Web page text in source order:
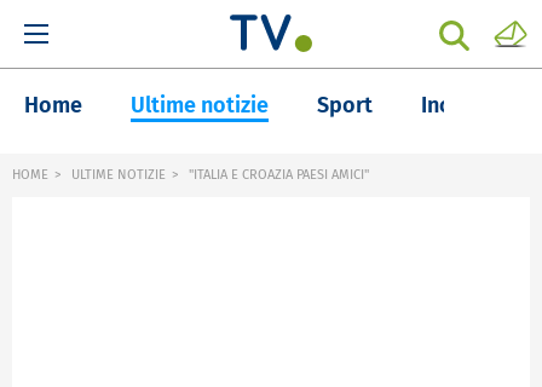
Home Ultime notizie Sport Inchieste
HOME ULTIME NOTIZIE "ITALIA E CROAZIA PAESI AMICI"